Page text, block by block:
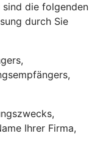
sind die folgenden
durch Sie
Ihrer Firma,